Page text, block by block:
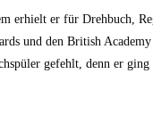
erhielt er für Drehbuch,
und den British
gefehlt, denn er ging